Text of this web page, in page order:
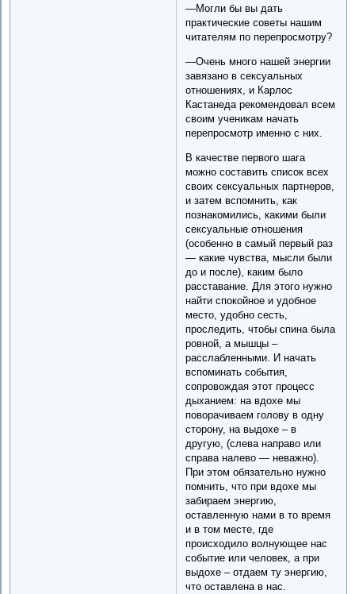
—Могли бы вы дать
практические советы нашим
читателям по перепросмотру?
—Очень много нашей энергии
завязано в сексуальных
отношениях, и Карлос
Кастанеда рекомендовал всем
своим ученикам начать
перепросмотр именно с них.
В качестве первого шага
можно составить список всех
своих сексуальных партнеров,
и затем вспомнить, как
познакомились, какими были
сексуальные отношения
(особенно в самый первый раз
— какие чувства, мысли были
до и после), каким было
расставание. Для этого нужно
найти спокойное и удобное
место, удобно сесть,
проследить, чтобы спина была
ровной, а мышцы –
расслабленными. И начать
вспоминать события,
сопровождая этот процесс
дыханием: на вдохе мы
поворачиваем голову в одну
сторону, на выдохе – в
другую, (слева направо или
справа налево — неважно).
При этом обязательно нужно
помнить, что при вдохе мы
забираем энергию,
оставленную нами в то время
и в том месте, где
происходило волнующее нас
событие или человек, а при
выдохе – отдаем ту энергию,
что оставлена в нас.